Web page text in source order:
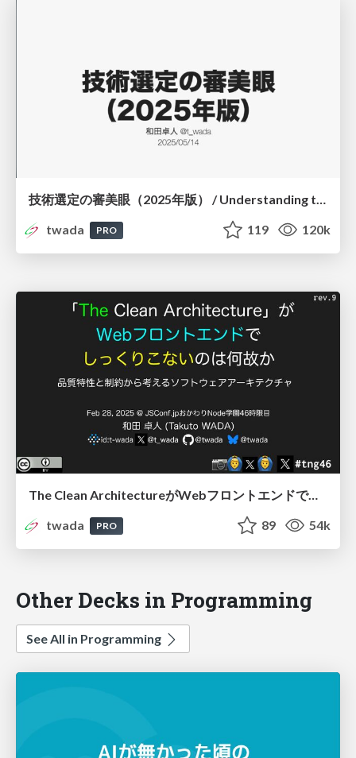
技術選定の審美眼（2025年版） / Understanding the Spiral of Technologies 2025 edition
twada
PRO 119 120k
The Clean ArchitectureがWebフロントエンドでしっくりこないのは何故か / Why The Clean Architecture does not fit with Web Frontend
twada
PRO 89 54k
Other Decks in Programming
See All in Programming